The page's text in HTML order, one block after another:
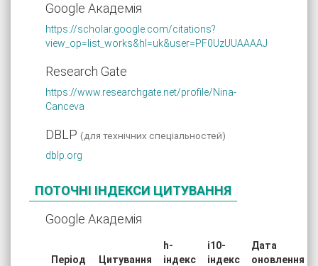
Google Академія
https://scholar.google.com/citations?
view_op=list_works&hl=uk&user=PF0UzUUAAAAJ
Research Gate
https://www.researchgate.net/profile/Nina-
Canceva
DBLP (для технічних спеціальностей)
dblp.org
ПОТОЧНІ ІНДЕКСИ ЦИТУВАННЯ
Google Академія
Період Цитування
h-
індекс
i10-
індекс
Дата
оновлення